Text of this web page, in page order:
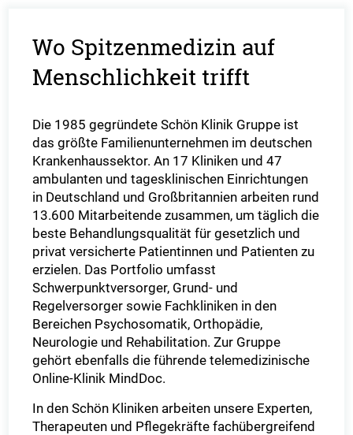
Wo Spitzenmedizin auf
Menschlichkeit trifft
Die 1985 gegründete Schön Klinik Gruppe ist
das größte Familienunternehmen im deutschen
Krankenhaussektor. An 17 Kliniken und 47
ambulanten und tagesklinischen Einrichtungen
in Deutschland und Großbritannien arbeiten rund
13.600 Mitarbeitende zusammen, um täglich die
beste Behandlungsqualität für gesetzlich und
privat versicherte Patientinnen und Patienten zu
erzielen. Das Portfolio umfasst
Schwerpunktversorger, Grund- und
Regelversorger sowie Fachkliniken in den
Bereichen Psychosomatik, Orthopädie,
Neurologie und Rehabilitation. Zur Gruppe
gehört ebenfalls die führende telemedizinische
Online-Klinik MindDoc.
In den Schön Kliniken arbeiten unsere Experten,
Therapeuten und Pflegekräfte fachübergreifend